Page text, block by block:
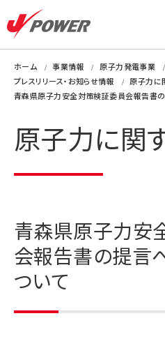
ホーム 事業情報 原子力発電事業
プレスリリース・お知らせ情報
原子力に
青森県原子力安全対策検証委員会報告書
原子力に関
青森県原子力安
会報告書の提言
ついて